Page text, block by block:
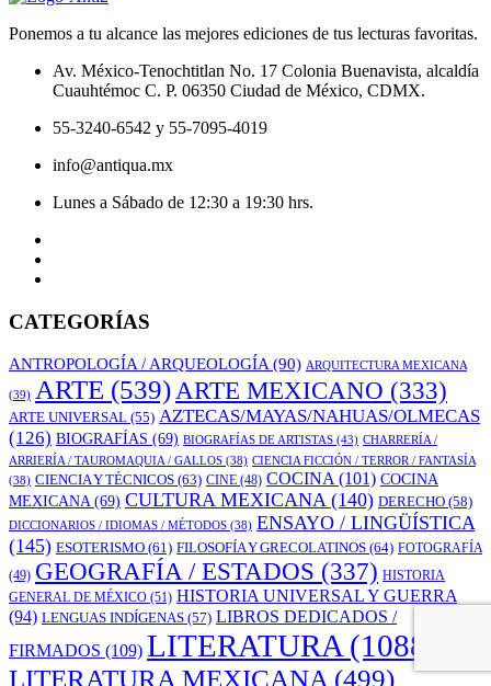
Ponemos a tu alcance las mejores ediciones de tus lecturas favoritas.
Av. México-Tenochtitlan No. 17 Colonia Buenavista, alcaldía
Cuauhtémoc C. P. 06350 Ciudad de México, CDMX.
55-3240-6542 y 55-7095-4019
info@antiqua.mx
Lunes a Sábado de 12:30 a 19:30 hrs.
CATEGORÍAS
ANTROPOLOGÍA / ARQUEOLOGÍA(90) ARQUITECTURA MEXICANA
(39) ARTE (539)ARTE MEXICANO (333)
ARTE UNIVERSAL (55) AZTECAS/MAYAS/NAHUAS/OLMECAS
(126) BIOGRAFÍAS (69) BIOGRAFÍAS DE ARTISTAS (43) CHARRERÍA /
ARRIERÍA / TAUROMAQUIA / GALLOS (38) CIENCIA FICCIÓN / TERROR / FANTASÍA
(38) CIENCIA Y TÉCNICOS (63) CINE (48) COCINA(101) COCINA
MEXICANA(69) CULTURA MEXICANA(140) DERECHO (58)
DICCIONARIOS / IDIOMAS / MÉTODOS (38) ENSAYO / LINGÜÍSTICA
(145) ESOTERISMO (61) FILOSOFÍA Y GRECOLATINOS (64) FOTOGRAFÍA
(49) GEOGRAFÍA / ESTADOS (337) HISTORIA
GENERAL DE MÉXICO (51) HISTORIA UNIVERSAL Y GUERRA
(94) LENGUAS INDÍGENAS (57) LIBROS DEDICADOS /
FIRMADOS (109) LITERATURA(1088)
LITERATURA MEXICANA (499)